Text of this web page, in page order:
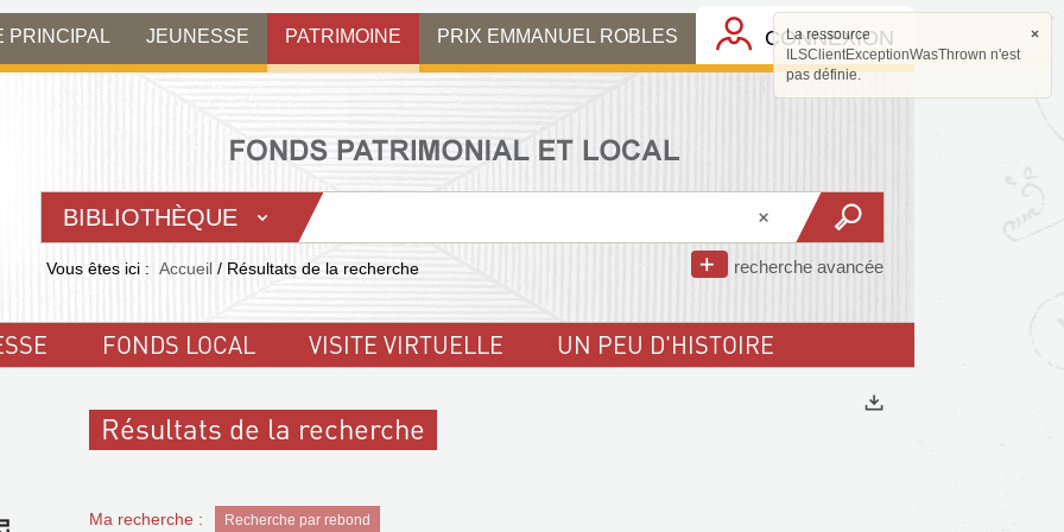
PRINCIPAL JEUNESSE PATRIMOINE PRIX EMMANUEL ROBLES CONNEXION
BIBLIOTHÈQUE
recherche avancée
Vous êtes ici : Accueil / Résultats de la recherche
FONDS LOCAL VISITE VIRTUELLE UN PEU D'HISTOIRE
Résultats de la recherche
Ma recherche : Recherche par rebond
×
La ressource
ILSClientExceptionWasThrown n'est
pas définie.